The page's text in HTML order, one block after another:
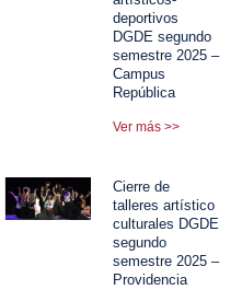
deportivos
DGDE segundo
semestre 2025 –
Campus
República
Ver más >>
Cierre de
talleres artístico
culturales DGDE
segundo
semestre 2025 –
Providencia